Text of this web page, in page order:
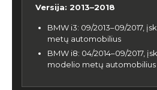
Versija: 2013–2018
BMW i3: 09/2013–09/2017,
metų automobilius
BMW i8: 04/2014–09/2017,
modelio metų automobilius